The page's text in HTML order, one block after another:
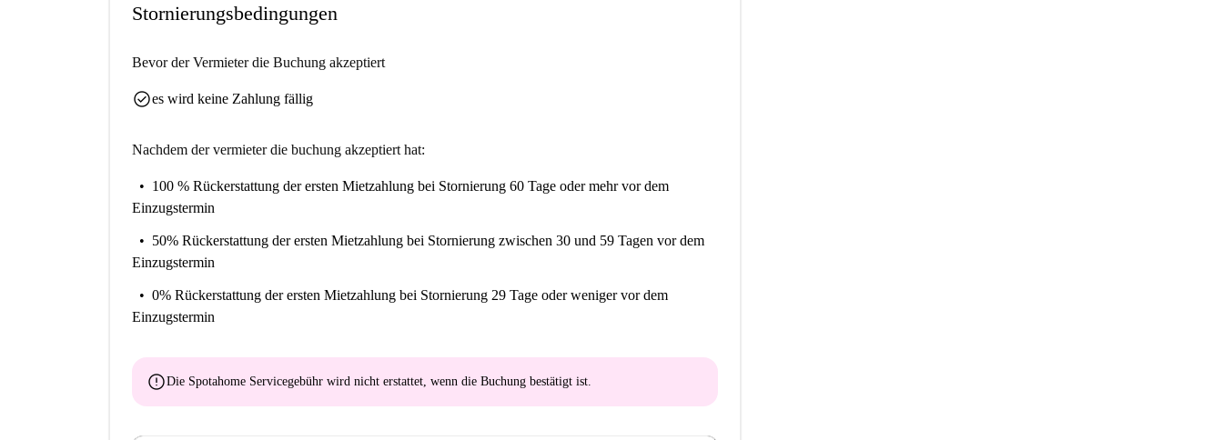
Stornierungsbedingungen
Bevor der Vermieter die Buchung akzeptiert
check_circlees wird keine Zahlung fällig
Nachdem der vermieter die buchung akzeptiert hat:
100 % Rückerstattung der ersten Mietzahlung bei Stornierung 60 Tage oder mehr vor dem
Einzugstermin
50% Rückerstattung der ersten Mietzahlung bei Stornierung zwischen 30 und 59 Tagen vor dem
Einzugstermin
0% Rückerstattung der ersten Mietzahlung bei Stornierung 29 Tage oder weniger vor dem
Einzugstermin
errorDie Spotahome Servicegebühr wird nicht erstattet , wenn die Buchung bestätigt ist.